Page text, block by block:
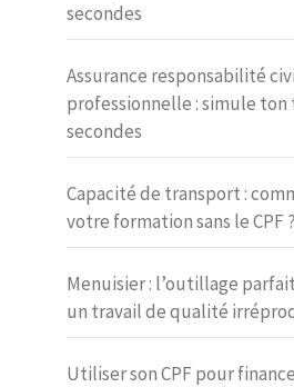
secondes
Assurance responsabilité
professionnelle : simule ton
secondes
Capacité de transport :
votre formation sans le CPF ?
Menuisier : l’outillage
un travail de qualité
Utiliser son CPF pour